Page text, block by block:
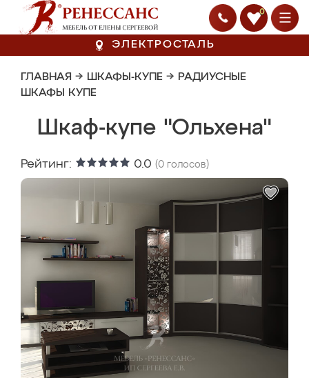
0
ЭЛЕКТРОСТАЛЬ
ГЛАВНАЯ → ШКАФЫ-КУПЕ → РАДИУСНЫЕ
ШКАФЫ КУПЕ
Шкаф-купе "Ольхена"
Рейтинг: 0.0 (0 голосов)